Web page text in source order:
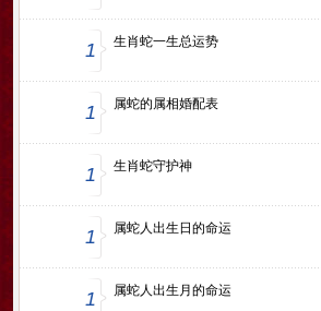
1 生肖蛇一生总运势
1 属蛇的属相婚配表
1 生肖蛇守护神
1 属蛇人出生日的命运
1 属蛇人出生月的命运